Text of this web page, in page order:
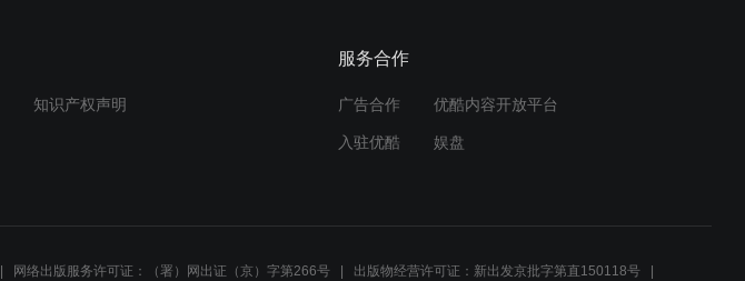
02:47
知识产权声明
服务合作
广告合作 优酷内容开放平台
入驻优酷 娱盘
网络出版服务许可证：（署）网出证（京）字第266号 出版物经营许可证：新出发京批字第直150118号